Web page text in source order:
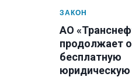
ЗАКОН
АО
продолжает
бесплатную